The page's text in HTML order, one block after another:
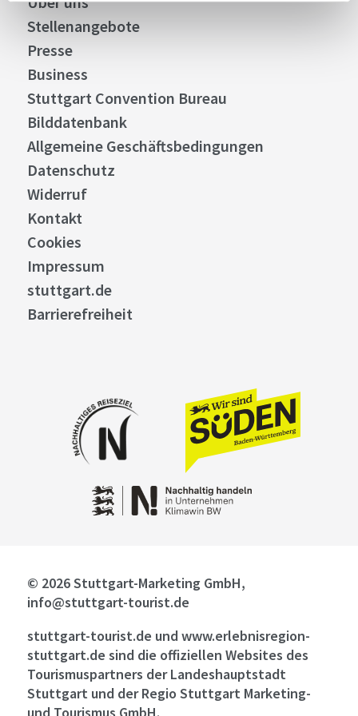
Stellenangebote
Presse
Business
Stuttgart Convention Bureau
Bilddatenbank
Allgemeine Geschäftsbedingungen
Datenschutz
Widerruf
Kontakt
Cookies
Impressum
stuttgart.de
Barrierefreiheit
© 2026 Stuttgart-Marketing GmbH,
info@stuttgart-tourist.de
stuttgart-tourist.de und www.erlebnisregion-
stuttgart.de sind die offiziellen Websites des
Tourismuspartners der Landeshauptstadt
Stuttgart und der Regio Stuttgart Marketing-